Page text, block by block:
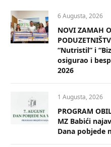
6 Augusta, 2026
NOVI ZAMAH
“Nutristil” i
osigurao i
2026
1 Augusta, 2026
PROGRAM
MZ Babići
Dana pobjede